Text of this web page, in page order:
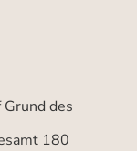
des
180